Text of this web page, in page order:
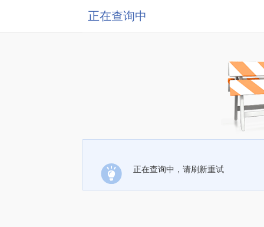
正在查询中
正在查询中，请刷新重试